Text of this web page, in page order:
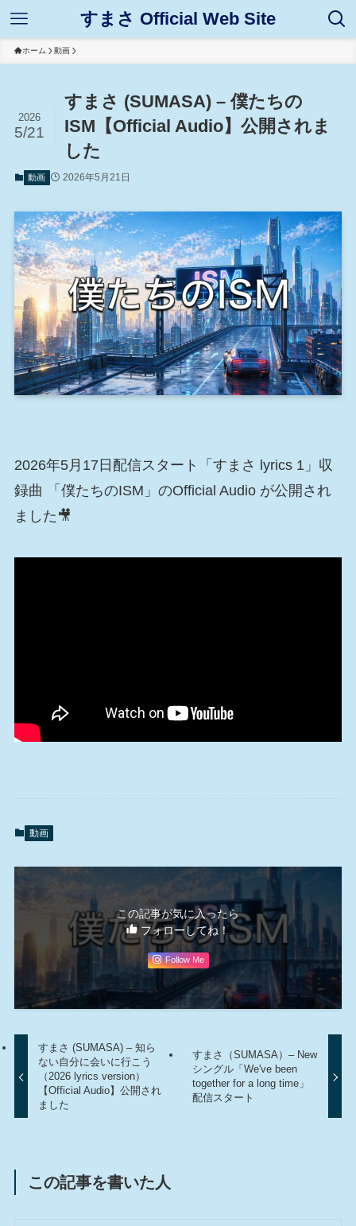
すまさ Official Web Site
ホーム 動画
すまさ (SUMASA) – 僕たちの
ISM【Official Audio】公開されま
した
2026
5/21
動画 2026年5月21日
2026年5月17日配信スタート「すまさ lyrics 1」収
録曲 「僕たちのISM」のOfficial Audio が公開され
ました🎥
動画
この記事が気に入ったら
フォローしてね！
Follow Me
すまさ (SUMASA) – 知ら
ない自分に会いに行こう
（2026 lyrics version）
【Official Audio】公開され
ました
すまさ（SUMASA）– New
シングル「We've been
together for a long time」
配信スタート
この記事を書いた人